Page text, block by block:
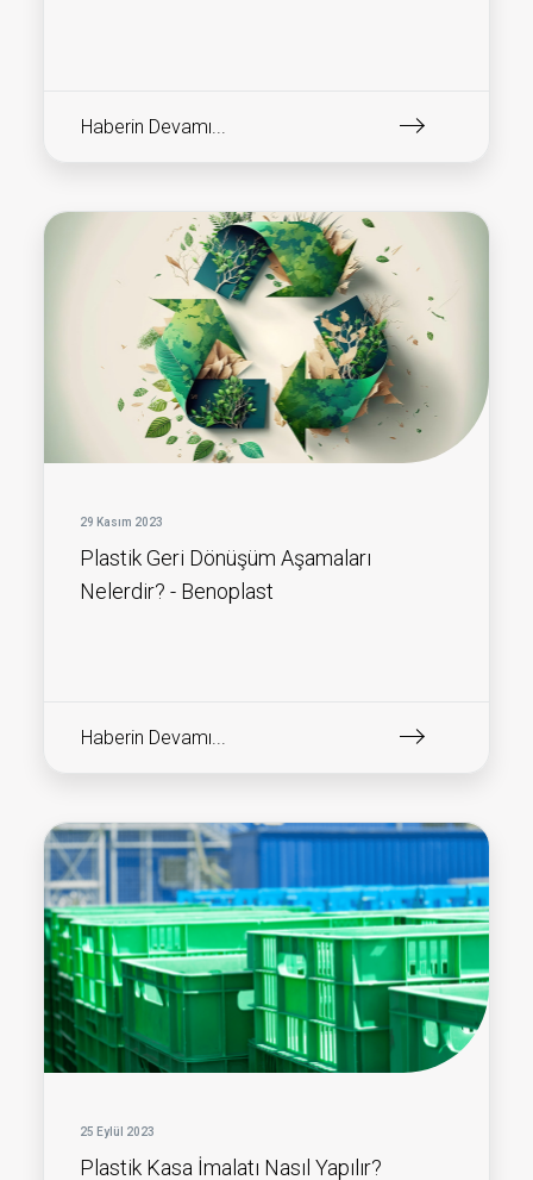
Haberin Devamı...
29 Kasım 2023
Plastik Geri Dönüşüm Aşamaları
Nelerdir? - Benoplast
Haberin Devamı...
25 Eylül 2023
Plastik Kasa İmalatı Nasıl Yapılır?